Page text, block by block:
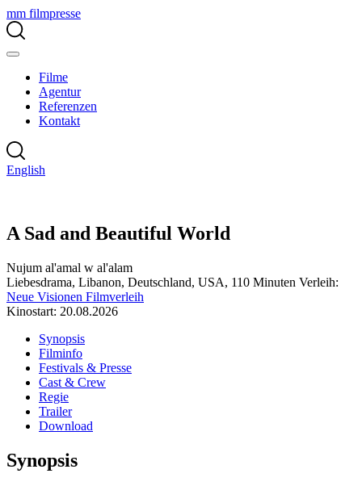
mm filmpresse
Filme
Agentur
Referenzen
Kontakt
English
A Sad and Beautiful World
Nujum al'amal w al'alam
Liebesdrama, Libanon, Deutschland, USA, 110 Minuten Verleih:
Neue Visionen Filmverleih
Kinostart: 20.08.2026
Synopsis
Filminfo
Festivals & Presse
Cast & Crew
Regie
Trailer
Download
Synopsis